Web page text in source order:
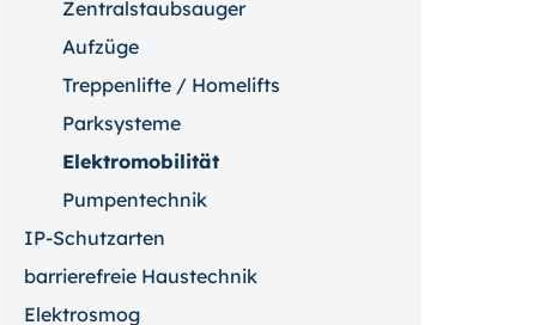
Zentralstaubsauger
Aufzüge
Treppenlifte / Homelifts
Parksysteme
Elektromobilität
Pumpentechnik
IP-Schutzarten
barrierefreie Haustechnik
Elektrosmog